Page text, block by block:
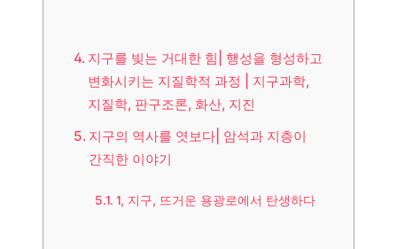
지구를 빚는 거대한 힘| 행성을 형성하고
변화시키는 지질학적 과정 | 지구과학,
지질학, 판구조론, 화산, 지진
지구의 역사를 엿보다| 암석과 지층이
간직한 이야기
1, 지구, 뜨거운 용광로에서 탄생하다